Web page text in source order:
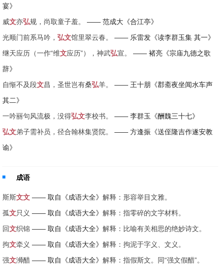
宴》
威文亦弘规，尚取童子羞。
—— 范成大《合江亭》
光顺门前系马吟， 弘文馆里翠云春。
—— 乐雷发《读李群玉集 其一》
继天应历（一作“维文应历”），神武弘宣。
—— 褚亮《宗庙九德之歌
辞》
自惭不及段文昌，圣世岂有桑弘羊。
—— 王十朋《郡斋夜坐闻水车声
其二》
一吟丽句风流极，没得弘文李校书。
—— 李群玉《酬魏三十七》
弘文弟子需补员，径合翰林集贤院。
—— 方逢振《送侄隆吉作遂安教
谕》
成语
斯斯文文 —— 取自《成语大全》 解释：形容举目文雅。
孤文只义 —— 取自《成语大全》 解释：指零碎的文字材料。
回文织锦 —— 取自《成语大全》 解释：比喻有关相思的绝妙诗文。
拘文牵义 —— 取自《成语大全》 解释：拘泥于字义、文义。
强文浉醋 —— 取自《成语大全》 解释：指假斯文。同“强文假醋”。